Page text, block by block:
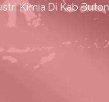
Kimia Di Kab